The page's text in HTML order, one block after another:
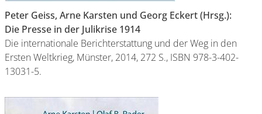
Peter Geiss, Arne Karsten und Georg Eckert (Hrsg.):
Die Presse in der Julikrise 1914
Die internationale Berichterstattung und der Weg in den
Ersten Weltkrieg, Münster, 2014, 272 S., ISBN 978-3-402-
13031-5.